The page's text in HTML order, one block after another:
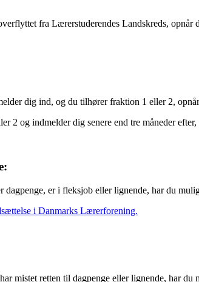
fra Lærerstuderendes Landskreds, opnår
dig ind, og du tilhører fraktion 1 eller 2,
2 og indmelder dig senere end tre måneder
dagpenge, er i fleksjob eller lignende, har du
i Danmarks Lærerforening.
mistet retten til dagpenge eller lignende, har du